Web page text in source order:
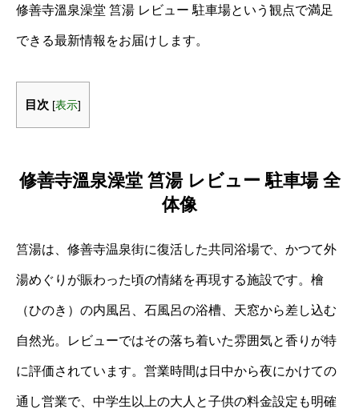
修善寺溫泉澡堂 筥湯 レビュー 駐車場という観点で満足
できる最新情報をお届けします。
目次 [表示]
修善寺溫泉澡堂 筥湯 レビュー 駐車場 全
体像
筥湯は、修善寺温泉街に復活した共同浴場で、かつて外
湯めぐりが賑わった頃の情緒を再現する施設です。檜
（ひのき）の内風呂、石風呂の浴槽、天窓から差し込む
自然光。レビューではその落ち着いた雰囲気と香りが特
に評価されています。営業時間は日中から夜にかけての
通し営業で、中学生以上の大人と子供の料金設定も明確